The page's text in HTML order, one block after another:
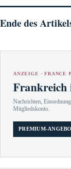
Ende des
ANZEIGE · FRANCE
Frankreich
Nachrichten,
Mitgliedskonto.
PREMIUM-